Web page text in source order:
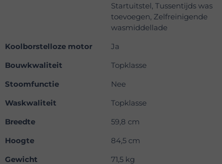
Startuitstel, Tussentijds was
toevoegen, Zelfreinigende
wasmiddellade
Koolborstelloze motor
Ja
Bouwkwaliteit
Topklasse
Stoomfunctie
Nee
Waskwaliteit
Topklasse
Breedte
59,8 cm
Hoogte
84,5 cm
Gewicht
71,5 kg